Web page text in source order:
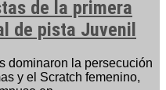
de la primera
de pista Juvenil
dominaron la persecución
y el Scratch femenino,